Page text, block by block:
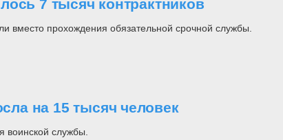
7 тысяч контрактников
вместо прохождения обязательной срочной службы.
на 15 тысяч человек
воинской службы.